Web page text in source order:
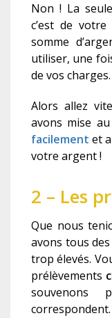
Non ! La
c’est de votre
somme
utiliser, une
de vos charges.
Alors allez
avons mise
facilement et
votre argent !
2 – Les
Que nous
avons tous
trop élevés.
prélèvements c
correspondent.